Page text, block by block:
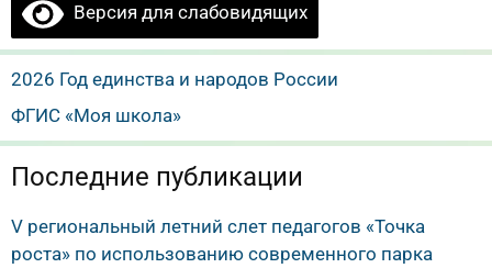
Версия для слабовидящих
2026 Год единства и народов России
ФГИС «Моя школа»
Последние публикации
V региональный летний слет педагогов «Точка
роста» по использованию современного парка